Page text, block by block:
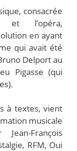
consacrée
l’opéra,
en ayant
qui avait été
Delport au
Pigasse (qui
à textes, vient
musicale
François
RFM, Oui